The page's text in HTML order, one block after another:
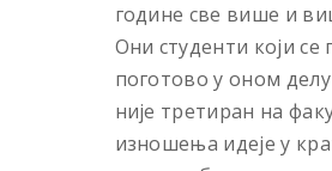
године све више и
Они студенти који се
поготово у оном
није третиран на
изношења идеје у